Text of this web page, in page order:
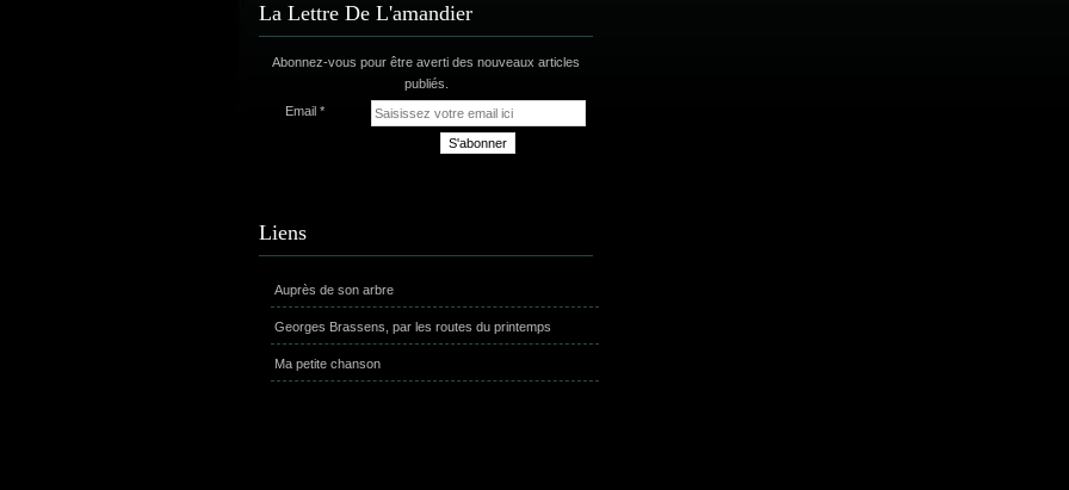
La Lettre De L'amandier
Abonnez-vous pour être averti des nouveaux articles
publiés.
Email
Liens
Auprès de son arbre
Georges Brassens, par les routes du printemps
Ma petite chanson